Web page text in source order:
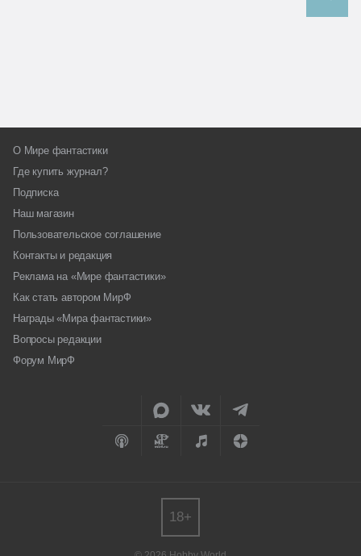
О Мире фантастики
Где купить журнал?
Подписка
Наш магазин
Пользовательское соглашение
Контакты и редакция
Реклама на «Мире фантастики»
Как стать автором МирФ
Награды «Мира фантастики»
Вопросы редакции
Форум МирФ
18+